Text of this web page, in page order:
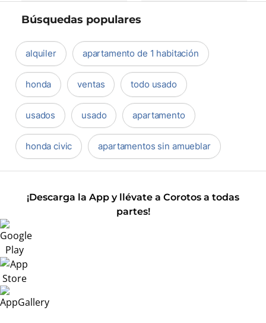
Búsquedas populares
alquiler apartamento de 1 habitación
honda ventas todo usado
usados usado apartamento
honda civic apartamentos sin amueblar
¡Descarga la App y llévate a Corotos a todas
partes!